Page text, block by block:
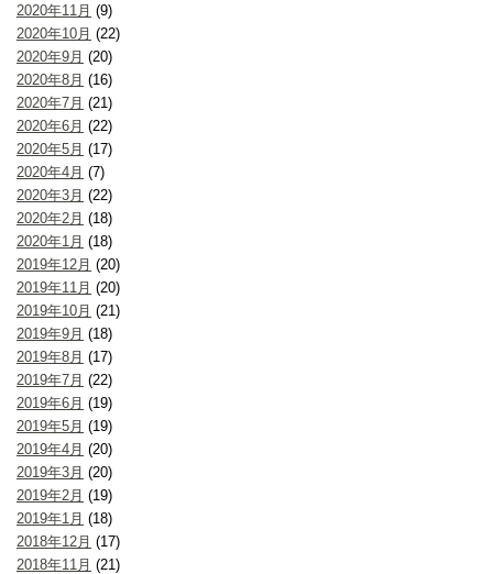
2020年11月 (9)
2020年10月 (22)
2020年9月 (20)
2020年8月 (16)
2020年7月 (21)
2020年6月 (22)
2020年5月 (17)
2020年4月 (7)
2020年3月 (22)
2020年2月 (18)
2020年1月 (18)
2019年12月 (20)
2019年11月 (20)
2019年10月 (21)
2019年9月 (18)
2019年8月 (17)
2019年7月 (22)
2019年6月 (19)
2019年5月 (19)
2019年4月 (20)
2019年3月 (20)
2019年2月 (19)
2019年1月 (18)
2018年12月 (17)
2018年11月 (21)